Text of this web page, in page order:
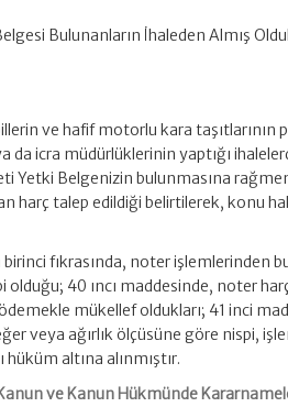
Bulunanların İhaleden Almış
ve hafif motorlu kara taşıtlarının
icra müdürlüklerinin yaptığı
Yetki Belgenizin bulunmasına
harç talep edildiği belirtilerek, konu
fıkrasında, noter işlemlerinden
olduğu; 40 ıncı maddesinde, noter
mükellef oldukları; 41 inci
veya ağırlık ölçüsüne göre nispi,
altına alınmıştır.
Kanun ve Kanun Hükmünde